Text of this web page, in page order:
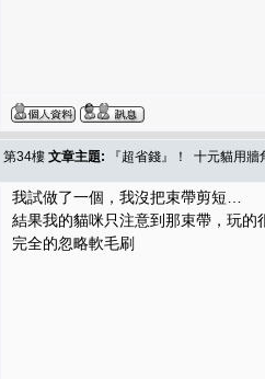
第34樓 文章主題: 『超省錢』！ 十元貓用牆
我試做了一個，我沒把束帶剪短…
結果我的貓咪只注意到那束帶，玩的
完全的忽略軟毛刷